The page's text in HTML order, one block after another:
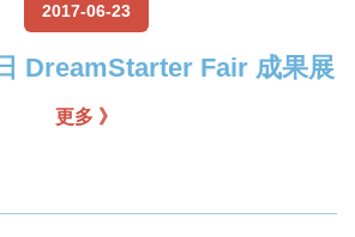
2017-06-23
DreamStarter Fair 成果展
更多 》